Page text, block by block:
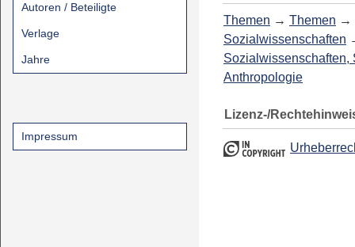
Autoren / Beteiligte
Verlage
Jahre
Impressum
Themen → Themen →
Sozialwissenschaften
Sozialwissenschaften,
Anthropologie
Lizenz-/